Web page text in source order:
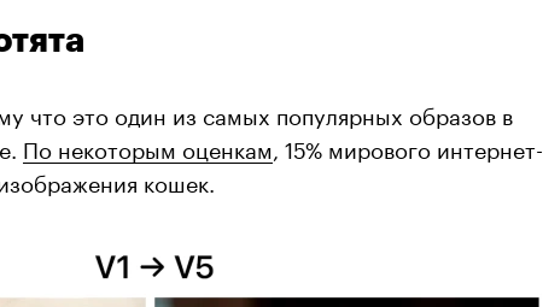
что это один из самых популярных образов в
По некоторым оценкам , 15% мирового интернет-
кошек.